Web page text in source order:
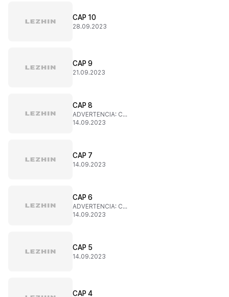
CAP 10
28.09.2023
CAP 9
21.09.2023
CAP 8
ADVERTENCIA: CONTENIDO SENSIBLE
14.09.2023
CAP 7
14.09.2023
CAP 6
ADVERTENCIA: CONTENIDO SENSIBLE
14.09.2023
CAP 5
14.09.2023
CAP 4